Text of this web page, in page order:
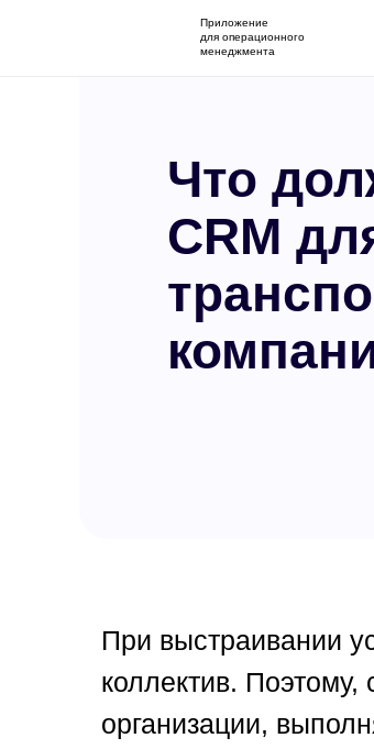
Приложение
для операционного
менеджмента
Что
CRM
При выстраивании
коллектив.
организации,